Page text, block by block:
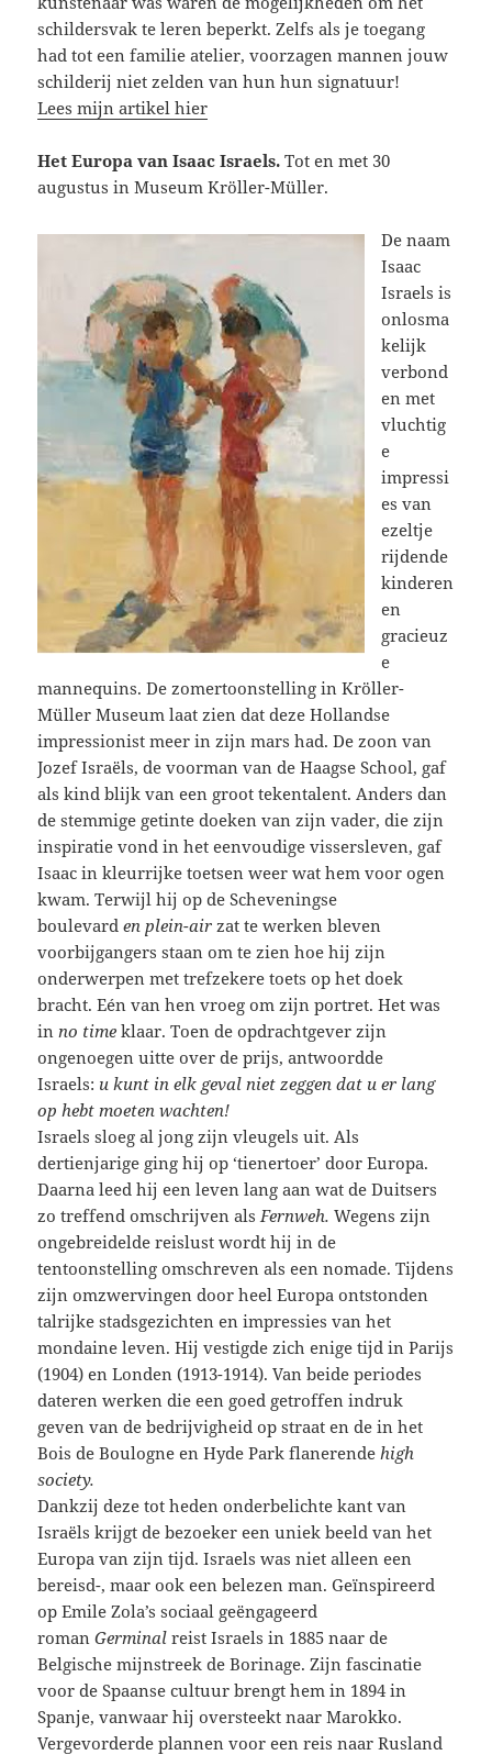
schildersvak te leren beperkt. Zelfs als je toegang
had tot een familie atelier, voorzagen mannen jouw
schilderij niet zelden van hun hun signatuur!
Lees mijn artikel hier
Het Europa van Isaac Israels.Tot en met 30
augustus in Museum Kröller-Müller.
De naam
Isaac
Israels is
onlosma
kelijk
verbond
en met
vluchtig
e
impressi
es van
ezeltje
rijdende
kinderen
en
gracieuz
e
mannequins. De zomertoonstelling in Kröller-
Müller Museum laat zien dat deze Hollandse
impressionist meer in zijn mars had. De zoon van
Jozef Israëls, de voorman van de Haagse School, gaf
als kind blijk van een groot tekentalent. Anders dan
de stemmige getinte doeken van zijn vader, die zijn
inspiratie vond in het eenvoudige vissersleven, gaf
Isaac in kleurrijke toetsen weer wat hem voor ogen
kwam. Terwijl hij op de Scheveningse
boulevarden plein-air zat te werken bleven
voorbijgangers staan om te zien hoe hij zijn
onderwerpen met trefzekere toets op het doek
bracht. Eén van hen vroeg om zijn portret. Het was
in no time klaar. Toen de opdrachtgever zijn
ongenoegen uitte over de prijs, antwoordde
Israels: u kunt in elk geval niet zeggen dat u er lang
op hebt moeten wachten!
Israels sloeg al jong zijn vleugels uit. Als
dertienjarige ging hij op ‘tienertoer’ door Europa.
Daarna leed hij een leven lang aan wat de Duitsers
zo treffend omschrijven als Fernweh. Wegens zijn
ongebreidelde reislust wordt hij in de
tentoonstelling omschreven als een nomade. Tijdens
zijn omzwervingen door heel Europa ontstonden
talrijke stadsgezichten en impressies van het
mondaine leven. Hij vestigde zich enige tijd in Parijs
(1904) en Londen (1913-1914). Van beide periodes
dateren werken die een goed getroffen indruk
geven van de bedrijvigheid op straat en de in het
Bois de Boulogne en Hyde Park flanerende high
society.
Dankzij deze tot heden onderbelichte kant van
Israëls krijgt de bezoeker een uniek beeld van het
Europa van zijn tijd. Israels was niet alleen een
bereisd-, maar ook een belezen man. Geïnspireerd
op Emile Zola’s sociaal geëngageerd
romanGerminal reist Israels in 1885 naar de
Belgische mijnstreek de Borinage. Zijn fascinatie
voor de Spaanse cultuur brengt hem in 1894 in
Spanje, vanwaar hij oversteekt naar Marokko.
Vergevorderde plannen voor een reis naar Rusland